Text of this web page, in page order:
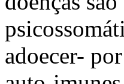
adoecer-